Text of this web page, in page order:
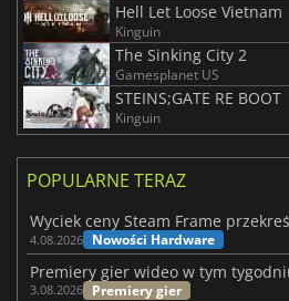
Hell Let Loose Vietnam
Kinguin
The Sinking City 2
Gamesplanet US
STEINS;GATE RE BOOT
Kinguin
POPULARNE TERAZ
4.08.2026 Nowości Hardware
3.08.2026 Premiery gier